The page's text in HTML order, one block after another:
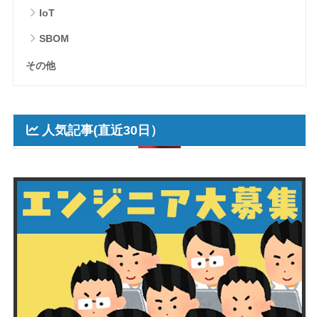
IoT
SBOM
その他
人気記事(直近30日）